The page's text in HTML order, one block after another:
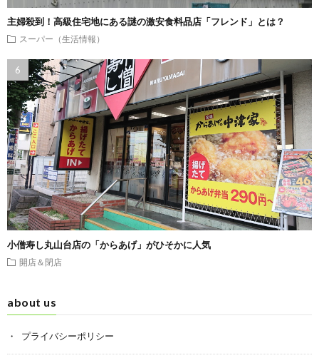
主婦殺到！高級住宅地にある謎の激安食料品店「フレンド」とは？
スーパー（生活情報）
小僧寿し丸山台店の「からあげ」がひそかに人気
開店＆閉店
about us
プライバシーポリシー